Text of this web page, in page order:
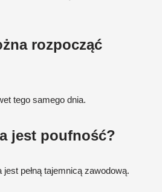
rozpocząć
tego samego dnia.
jest poufność?
pełną tajemnicą zawodową.